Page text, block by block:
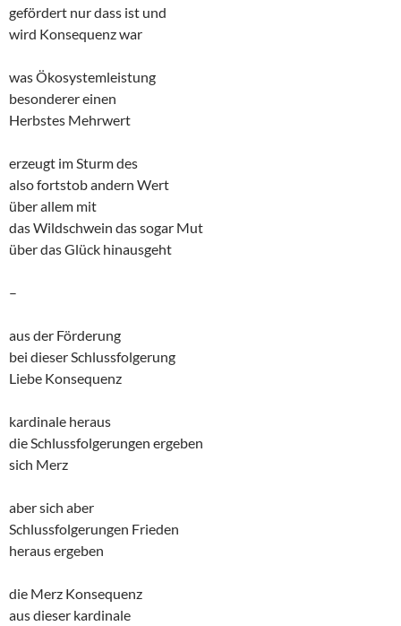
gefördert nur dass ist und
wird Konsequenz war
was Ökosystemleistung
besonderer einen
Herbstes Mehrwert
erzeugt im Sturm des
also fortstob andern Wert
über allem mit
das Wildschwein das sogar Mut
über das Glück hinausgeht
–
aus der Förderung
bei dieser Schlussfolgerung
Liebe Konsequenz
kardinale heraus
die Schlussfolgerungen ergeben
sich Merz
aber sich aber
Schlussfolgerungen Frieden
heraus ergeben
die Merz Konsequenz
aus dieser kardinale